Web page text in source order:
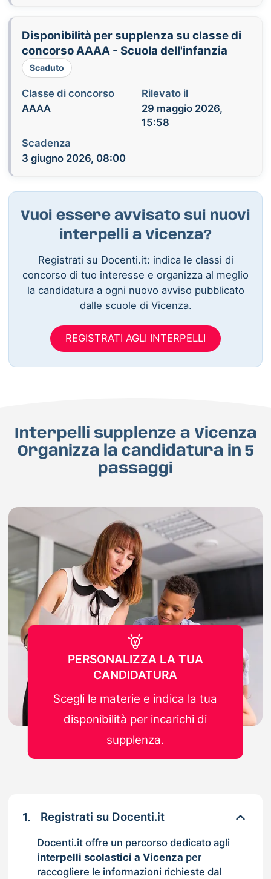
Disponibilità per supplenza su classe di
concorso AAAA - Scuola dell'infanzia
Scaduto
Classe di concorso
AAAA
Rilevato il
29 maggio 2026,
15:58
Scadenza
3 giugno 2026, 08:00
Vuoi essere avvisato sui nuovi
interpelli a Vicenza?
Registrati su Docenti.it: indica le classi di
concorso di tuo interesse e organizza al meglio
la candidatura a ogni nuovo avviso pubblicato
dalle scuole di Vicenza.
REGISTRATI AGLI INTERPELLI
Interpelli supplenze a Vicenza
Organizza la candidatura in 5
passaggi
1. Registrati su Docenti.it
Docenti.it offre un percorso dedicato agli
interpelli scolastici a Vicenza per
raccogliere le informazioni richieste dal
PERSONALIZZA LA TUA
CANDIDATURA
Scegli le materie e indica la tua
disponibilità per incarichi di
supplenza.